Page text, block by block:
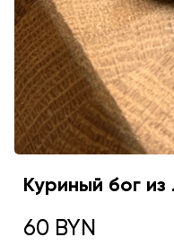
Куриный бог
60 BYN